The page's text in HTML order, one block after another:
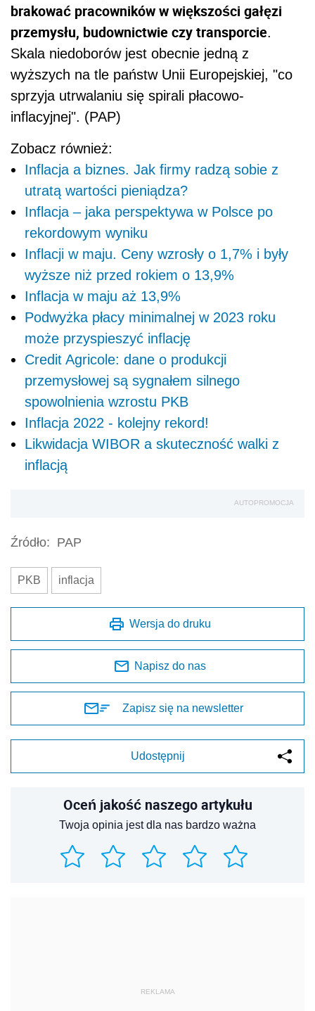
brakować pracowników w większości gałęzi
przemysłu, budownictwie czy transporcie.
Skala niedoborów jest obecnie jedną z
wyższych na tle państw Unii Europejskiej, "co
sprzyja utrwalaniu się spirali płacowo-
inflacyjnej". (PAP)
Zobacz również:
Inflacja a biznes. Jak firmy radzą sobie z
utratą wartości pieniądza?
Inflacja – jaka perspektywa w Polsce po
rekordowym wyniku
Inflacji w maju. Ceny wzrosły o 1,7% i były
wyższe niż przed rokiem o 13,9%
Inflacja w maju aż 13,9%
Podwyżka płacy minimalnej w 2023 roku
może przyspieszyć inflację
Credit Agricole: dane o produkcji
przemysłowej są sygnałem silnego
spowolnienia wzrostu PKB
Inflacja 2022 - kolejny rekord!
Likwidacja WIBOR a skuteczność walki z
inflacją
AUTOPROMOCJA
Źródło: PAP
PKB inflacja
Wersja do druku
Napisz do nas
Zapisz się na newsletter
Udostępnij
Oceń jakość naszego artykułu
Twoja opinia jest dla nas bardzo ważna
REKLAMA